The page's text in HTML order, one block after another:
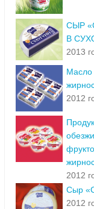
СЫР
В
2013
Масло
2012
2012
Сыр
2012